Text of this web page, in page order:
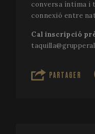
conversa íntima i
connexió entre
Cal inscripció
PARTAGER